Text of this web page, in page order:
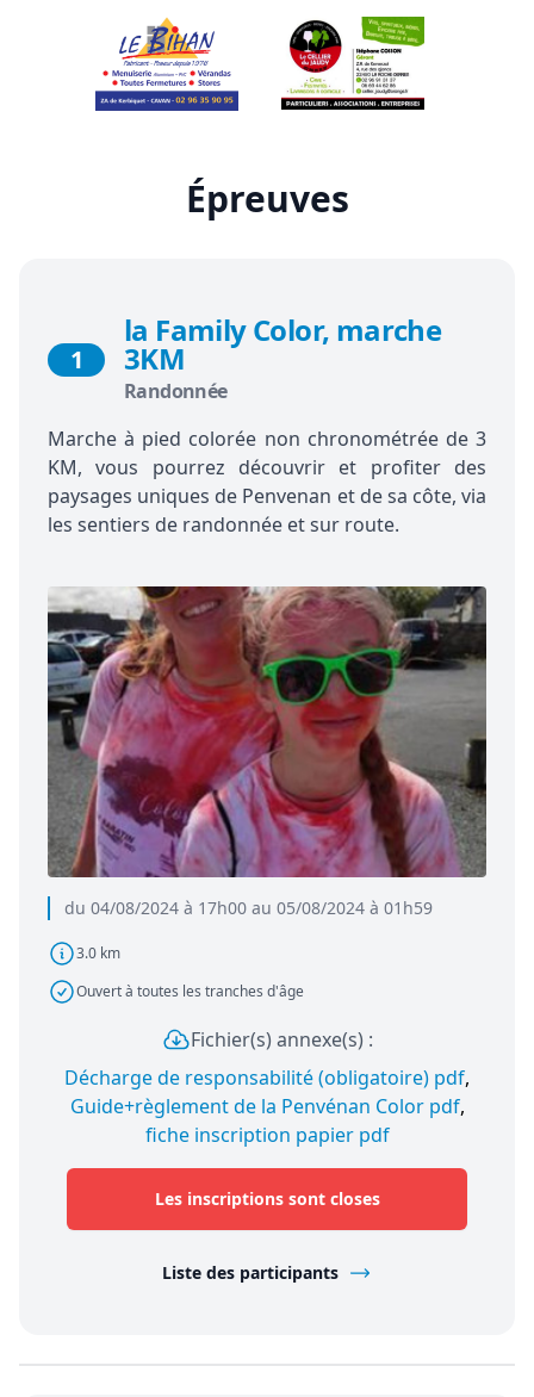
Épreuves
du 04/08/2024 à 17h00 au 05/08/2024 à 01h59
3.0 km
Ouvert à toutes les tranches d'âge
1
la Family Color, marche
3KM
Randonnée
Marche à pied colorée non chronométrée de 3
KM, vous pourrez découvrir et profiter des
paysages uniques de Penvenan et de sa côte, via
les sentiers de randonnée et sur route.
Fichier(s) annexe(s) :
Décharge de responsabilité (obligatoire) pdf,
Guide+règlement de la Penvénan Color pdf,
fiche inscription papier pdf
Les inscriptions sont closes
Liste des participants